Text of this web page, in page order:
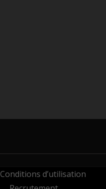
Conditions d’utilisation